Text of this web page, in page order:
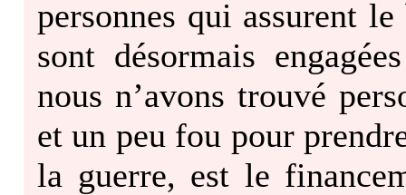
personnes qui assurent
sont désormais
nous n’avons trouvé
et un peu fou pour
la guerre, est le